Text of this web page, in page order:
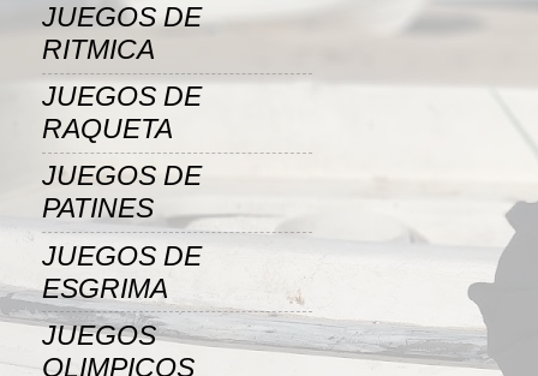
JUEGOS DE
RITMICA
JUEGOS DE
RAQUETA
JUEGOS DE
PATINES
JUEGOS DE
ESGRIMA
JUEGOS
OLIMPICOS